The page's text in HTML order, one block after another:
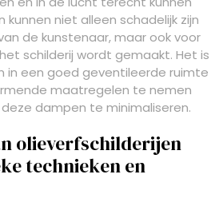
kunnen niet alleen schadelijk zijn
de kunstenaar, maar ook voor
schilderij wordt gemaakt. Het is
in een goed geventileerde ruimte
maatregelen te nemen
dampen te minimaliseren.
olieverfschilderijen
technieken en